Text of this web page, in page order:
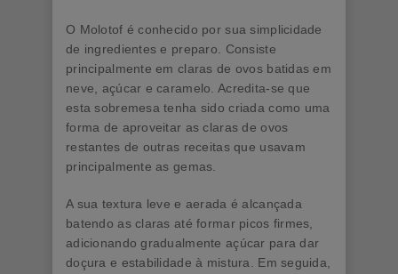
O Molotof é conhecido por sua simplicidade
de ingredientes e preparo. Consiste
principalmente em claras de ovos batidas em
neve, açúcar e caramelo. Acredita-se que
esta sobremesa tenha sido criada como uma
forma de aproveitar as claras de ovos
restantes de outras receitas que usavam
principalmente as gemas.
A sua textura leve e aerada é alcançada
batendo as claras até formar picos firmes,
adicionando gradualmente açúcar para dar
doçura e estabilidade à mistura. Em seguida,